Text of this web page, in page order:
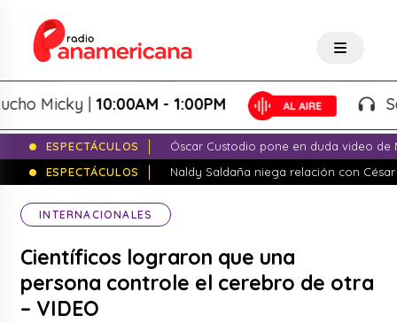
Micky |10:00AM - 1:00PM
ESPECTÁCULOS
Óscar Custodio pone en duda video de
ESPECTÁCULOS
Naldy Saldaña niega relación con
INTERNACIONALES
Científicos lograron que una
persona controle el cerebro de otra
– VIDEO